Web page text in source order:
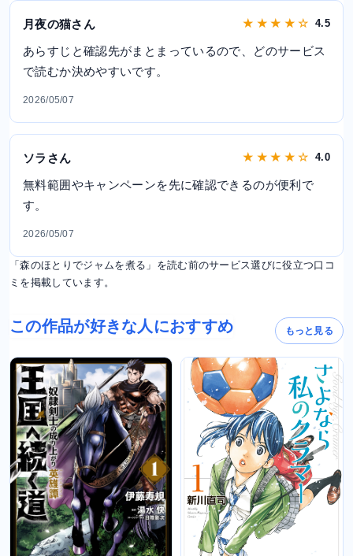
月夜の猫さん ★ ★ ★ ★ ☆ 4.5
あらすじと確認先がまとまっているので、どのサービス
で読むか決めやすいです。
2026/05/07
ソラさん ★ ★ ★ ★ ☆ 4.0
無料範囲やキャンペーンを先に確認できるのが便利で
す。
2026/05/07
「森のほとりでジャムを煮る」を読む前のサービス選びに役立つ口コ
ミを掲載しています。
この作品が好きな人におすすめ もっと見る